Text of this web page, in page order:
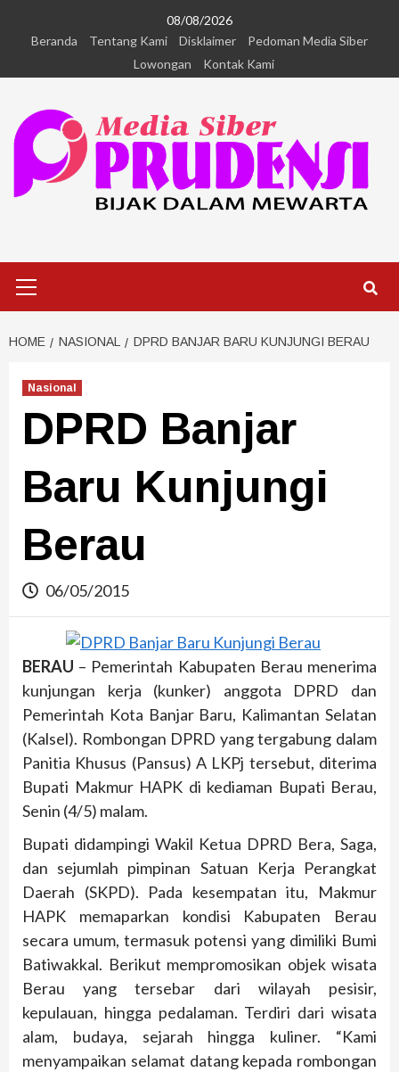
08/08/2026
Beranda
Tentang Kami Disklaimer
Pedoman Media Siber
Lowongan
Kontak Kami
HOME NASIONAL DPRD BANJAR BARU KUNJUNGI BERAU
Nasional
DPRD Banjar
Baru Kunjungi
Berau
06/05/2015
BERAU – Pemerintah Kabupaten Berau menerima
kunjungan kerja (kunker) anggota DPRD dan
Pemerintah Kota Banjar Baru, Kalimantan Selatan
(Kalsel). Rombongan DPRD yang tergabung dalam
Panitia Khusus (Pansus) A LKPj tersebut, diterima
Bupati Makmur HAPK di kediaman Bupati Berau,
Senin (4/5) malam.
Bupati didampingi Wakil Ketua DPRD Bera, Saga,
dan sejumlah pimpinan Satuan Kerja Perangkat
Daerah (SKPD). Pada kesempatan itu, Makmur
HAPK memaparkan kondisi Kabupaten Berau
secara umum, termasuk potensi yang dimiliki Bumi
Batiwakkal. Berikut mempromosikan objek wisata
Berau yang tersebar dari wilayah pesisir,
kepulauan, hingga pedalaman. Terdiri dari wisata
alam, budaya, sejarah hingga kuliner. “Kami
menyampaikan selamat datang kepada rombongan